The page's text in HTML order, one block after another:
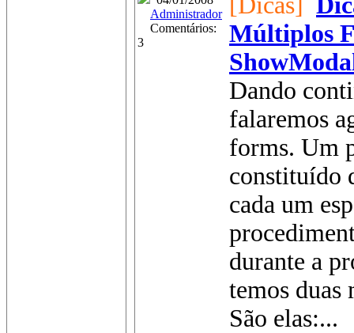
Administrador
Comentários:
3
Múltiplos
Dando
falaremos
forms. Um
constituído
cada um
durante a
temos duas
São elas:...